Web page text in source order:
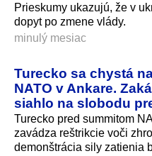
Prieskumy ukazujú, že v
dopyt po zmene vlády.
minulý mesiac
Turecko sa chystá
NATO v Ankare.
siahlo na slobodu
Turecko pred summitom
zavádza reštrikcie voči
demonštrácia sily zatienia